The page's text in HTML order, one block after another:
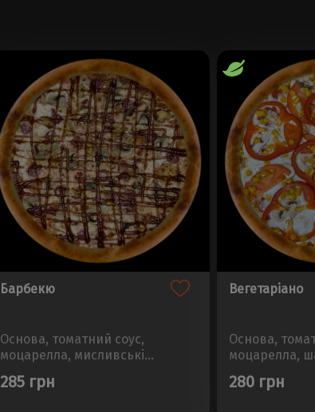
Барбекю
Основа, томатний соус,
моцарелла, мисливські
соус БарбекюРозмір - 30см,
285 грн
Вегетаріано
Основа,
моцарелла,
280 грн